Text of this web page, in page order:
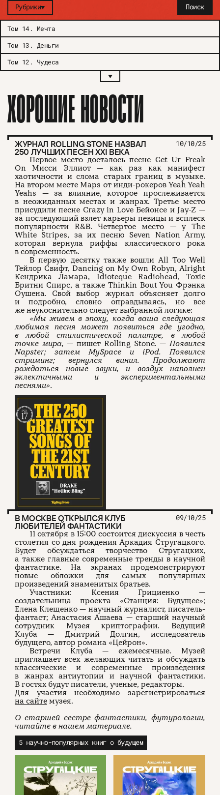
Поиск
Рубрики
Том 14.
Мечта
Том 13 . Деньги
Том 12 . Чудеса
ХОРОШИЕ НОВОСТИ
ЖУРНАЛ ROLLING STONE НАЗВАЛ
250 ЛУЧШИХ ПЕСЕН XXI ВЕКА
10/10/25
Первое место досталось песне Get Ur Freak
On Мисси Эллиот — как раз как манифест
хаотичности и слома старых границ в музыке.
На втором месте Maps от инди-рокеров Yeah Yeah
Yeahs — за влияние, которое прослеживается
в неожиданных местах и жанрах. Третье место
присудили песне Crazy in Love Бейонсе и Jay-Z —
за последующий взлет карьеры певицы и всплеск
популярности R&B. Четвертое место — у The
White Stripes, за их песню Seven Nation Army,
которая вернула риффы классического рока
в современность.
В первую десятку также вошли All Too Well
Тейлор Свифт, Dancing on My Own Robyn, Alright
Кендрика Ламара, Idioteque Radiohead, Toxic
Бритни Спирс, а также Thinkin Bout You Фрэнка
Оушена. Свой выбор журнал объясняет долго
и подробно, словно оправдываясь, но все
же неукоснительно следует выбранной логике:
«Мы живем в эпоху, когда ваша следующая
любимая песня может появиться где угодно,
в любой стилистической палитре, в любой
точке мира, — пишет Rolling Stone. — Появился
Napster; затем MySpace и iPod. Появился
стриминг; вернулся винил. Продолжают
рождаться новые звуки, и воздух наполнен
эклектичными и экспериментальными
песнями».
В МОСКВЕ ОТКРЫЛСЯ КЛУБ
ЛЮБИТЕЛЕЙ ФАНТАСТИКИ
09/10/25
11 октября в 15:00 состоится дискуссия в честь
столетия со дня рождения Аркадия Стругацкого.
Будет обсуждаться творчество Стругацких,
а также главные современные тренды в научной
фантастике. На экранах продемонстрируют
новые обложки для самых популярных
произведений знаменитых братьев.
Участники: Ксения Грициенко —
создательница проекта «Станция: Будущее»;
Елена Клещенко — научный журналист, писатель-
фантаст; Анастасия Ашаева — старший научный
сотрудник Музея криптографии. Ведущий
Клуба — Дмитрий Долгин, исследователь
будущего, автор романа «Цейрон».
Встречи Клуба — ежемесячные. Музей
приглашает всех желающих читать и обсуждать
классические и современные произведения
в жанрах антиутопии и научной фантастики.
В гостях будут писатели, ученые, редакторы.
Для участия необходимо зарегистрироваться
на сайте музея.
О старшей сестре фантастики, футурологии,
читайте в нашем материале.
5 научно-популярных книг о будущем